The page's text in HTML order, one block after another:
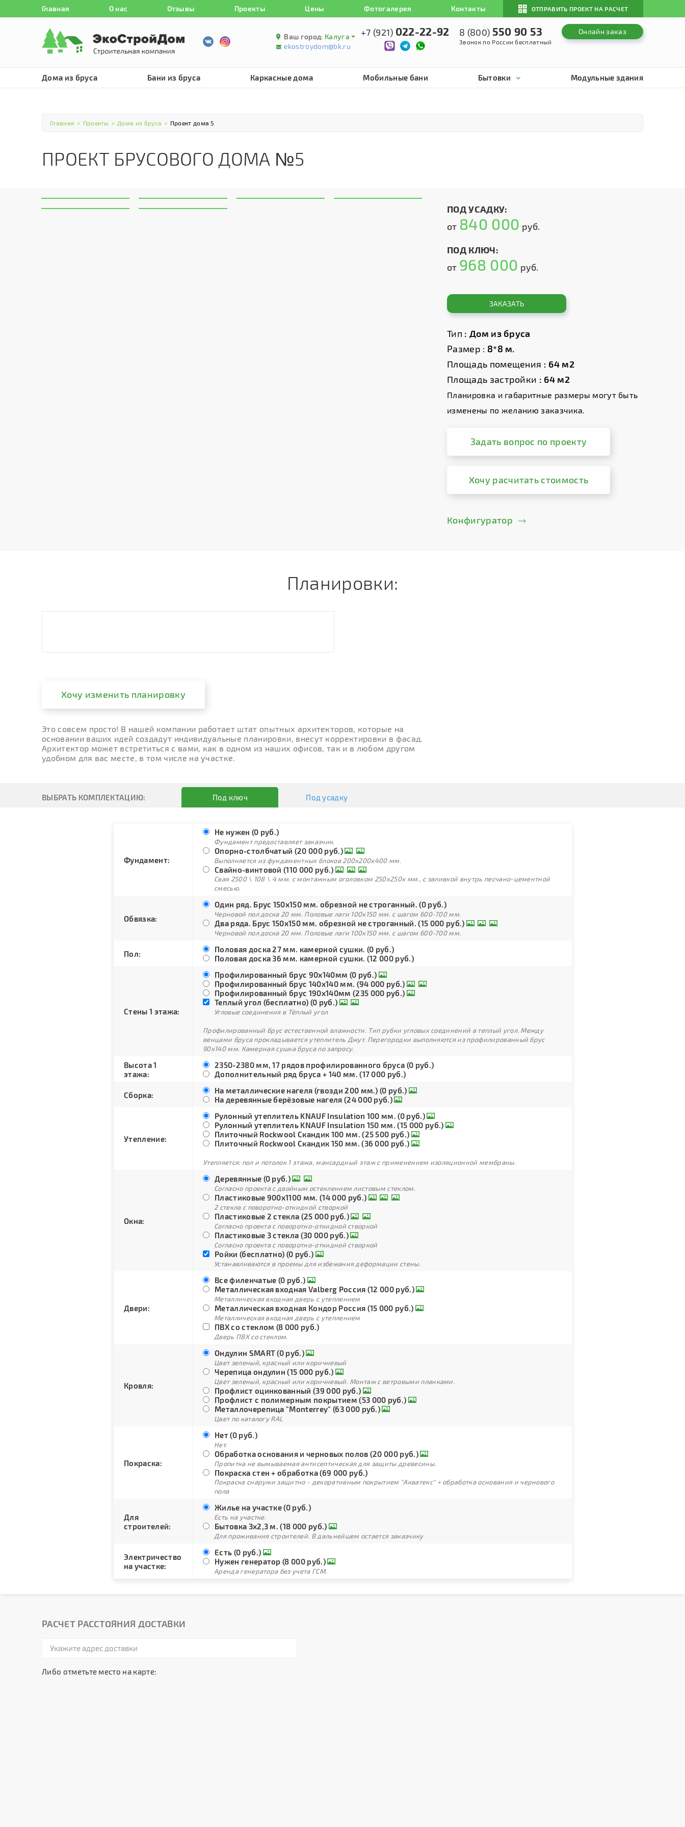
Главная О нас Отзывы Проекты Цены Фотогалерея Контакты ОТПРАВИТЬ ПРОЕКТ НА РАСЧЕТ
Ваш город: Калуга
ekostroydom@bk.ru
+7 (921) 022-22-92 8 (800) 550 90 53
Звонок по России бесплатный
Онлайн заказ
Дома из бруса Бани из бруса Каркасные дома Мобильные бани Бытовки Модульные здания
Главная > Проекты > Дома из бруса > Проект дома 5
ПРОЕКТ БРУСОВОГО ДОМА №5
ПОД УСАДКУ:
от 840 000 руб.
ПОД КЛЮЧ:
от 968 000 руб.
ЗАКАЗАТЬ
Тип : Дом из бруса
Размер : 8*8 м.
Площадь помещения : 64 м2
Площадь застройки : 64 м2
Планировка и габаритные размеры могут быть
изменены по желанию заказчика.
Задать вопрос по проекту
Хочу расчитать стоимость
Конфигуратор
Планировки:
Хочу изменить планировку
Это совсем просто! В нашей компании работает штат опытных архитекторов, которые на
основании ваших идей создадут индивидуальные планировки, внесут корректировки в фасад.
Архитектор может встретиться с вами, как в одном из наших офисов, так и в любом другом
удобном для вас месте, в том числе на участке.
ВЫБРАТЬ КОМПЛЕКТАЦИЮ: Под ключ Под усадку
Фундамент:
Не нужен (0 руб.)
Фундамент предоставляет заказчик.
Опорно-столбчатый (20 000 руб.)
Выполняется из фундаментных блоков 200х200х400 мм.
Свайно-винтовой (110 000 руб.)
Свая 2500 \ 108 \ 4 мм. с монтажным оголовком 250х250х мм., с заливкой внутрь песчано-цементной
смесью.
Обвязка:
Один ряд. Брус 150х150 мм. обрезной не строганный. (0 руб.)
Черновой пол доска 20 мм. Половые лаги 100х150 мм. с шагом 600-700 мм.
Два ряда. Брус 150х150 мм. обрезной не строганный. (15 000 руб.)
Черновой пол доска 20 мм. Половые лаги 100х150 мм. с шагом 600-700 мм.
Пол:
Половая доска 27 мм. камерной сушки. (0 руб.)
Половая доска 36 мм. камерной сушки. (12 000 руб.)
Стены 1 этажа:
Профилированный брус 90х140мм (0 руб.)
Профилированный брус 140х140 мм. (94 000 руб.)
Профилированный брус 190х140мм (235 000 руб.)
Теплый угол (бесплатно) (0 руб.)
Угловые соединения в Тёплый угол
Профилированный брус естественной влажности. Тип рубки угловых соединений в теплый угол. Между
венцами бруса прокладывается утеплитель Джут. Перегородки выполняются из профилированный брус
90х140 мм. Камерная сушка бруса по запросу.
Высота 1
этажа:
2350-2380 мм, 17 рядов профилированного бруса (0 руб.)
Дополнительный ряд бруса + 140 мм. (17 000 руб.)
Сборка:
На металлические нагеля (гвозди 200 мм.) (0 руб.)
На деревянные берёзовые нагеля (24 000 руб.)
Утепление:
Рулонный утеплитель KNAUF Insulation 100 мм. (0 руб.)
Рулонный утеплитель KNAUF Insulation 150 мм. (15 000 руб.)
Плиточный Rockwool Скандик 100 мм. (25 500 руб.)
Плиточный Rockwool Скандик 150 мм. (36 000 руб.)
Утепляется: пол и потолок 1 этажа, мансардный этаж с применением изоляционной мембраны.
Окна:
Деревянные (0 руб.)
Согласно проекта с двойным остеклением листовым стеклом.
Пластиковые 900х1100 мм. (14 000 руб.)
2 стекла с поворотно-откидной створкой
Пластиковые 2 стекла (25 000 руб.)
Согласно проекта с поворотно-откидной створкой
Пластиковые 3 стекла (30 000 руб.)
Согласно проекта с поворотно-откидной створкой
Ройки (бесплатно) (0 руб.)
Устанавливаются в проемы для избежания деформации стены.
Двери:
Все филенчатые (0 руб.)
Металлическая входная Valberg Россия (12 000 руб.)
Металлическая входная дверь с утеплением
Металлическая входная Кондор Россия (15 000 руб.)
Металлическая входная дверь с утеплением
ПВХ со стеклом (8 000 руб.)
Дверь ПВХ со стеклом.
Кровля:
Ондулин SMART (0 руб.)
Цвет зеленый, красный или коричневый
Черепица ондулин (15 000 руб.)
Цвет зеленый, красный или коричневый. Монтаж с ветровыми планками.
Профлист оцинкованный (39 000 руб.)
Профлист с полимерным покрытием (53 000 руб.)
Металлочерепица "Monterrey" (63 000 руб.)
Цвет по каталогу RAL
Покраска:
Нет (0 руб.)
Нет.
Обработка основания и черновых полов (20 000 руб.)
Пропитка не вымываемая антисептическая для защиты древесины.
Покраска стен + обработка (69 000 руб.)
Покраска снаружи защитно - декоративным покрытием "Акватекс" + обработка основания и чернового
пола
Для
строителей:
Жилье на участке (0 руб.)
Есть на участке.
Бытовка 3х2,3 м. (18 000 руб.)
Для проживания строителей. В дальнейшем остается заказчику
Электричество
на участке:
Есть (0 руб.)
Нужен генератор (8 000 руб.)
Аренда генератора без учета ГСМ.
РАСЧЕТ РАССТОЯНИЯ ДОСТАВКИ
Либо отметьте место на карте: